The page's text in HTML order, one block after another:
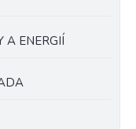
A ENERGIÍ